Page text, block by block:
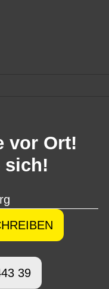
vor Ort!
sich!
39